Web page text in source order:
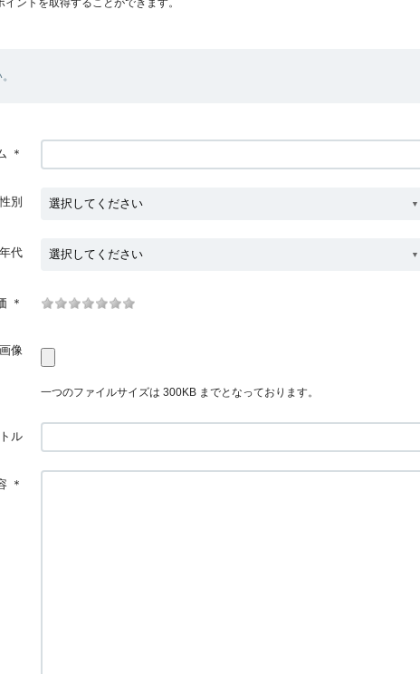
＊
性別
年代
＊
画像
一つのファイルサイズは 300KB までとなっております。
ル
＊